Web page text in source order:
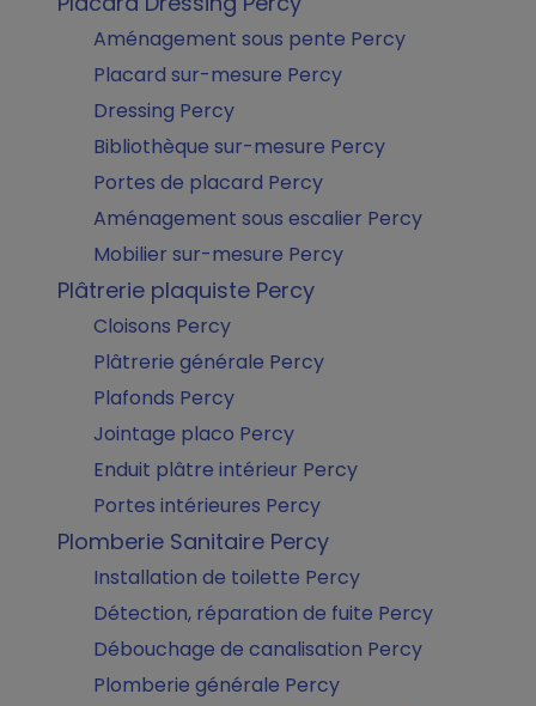
Aménagement sous pente Percy
Placard sur-mesure Percy
Dressing Percy
Bibliothèque sur-mesure Percy
Portes de placard Percy
Aménagement sous escalier Percy
Mobilier sur-mesure Percy
Plâtrerie plaquiste Percy
Cloisons Percy
Plâtrerie générale Percy
Plafonds Percy
Jointage placo Percy
Enduit plâtre intérieur Percy
Portes intérieures Percy
Plomberie Sanitaire Percy
Installation de toilette Percy
Détection, réparation de fuite Percy
Débouchage de canalisation Percy
Plomberie générale Percy